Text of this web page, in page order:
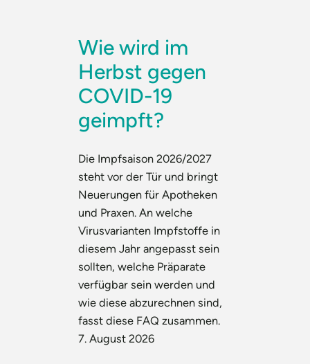
Wie wird im
Herbst gegen
COVID-19
geimpft?
Die Impfsaison 2026/2027
steht vor der Tür und bringt
Neuerungen für Apotheken
und Praxen. An welche
Virusvarianten Impfstoffe in
diesem Jahr angepasst sein
sollten, welche Präparate
verfügbar sein werden und
wie diese abzurechnen sind,
fasst diese FAQ zusammen.
7. August 2026